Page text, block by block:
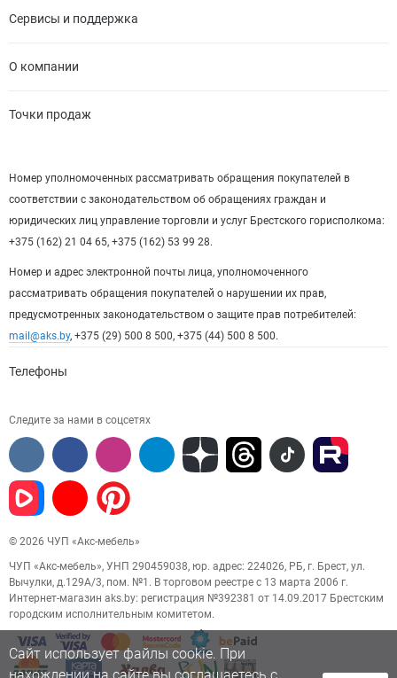
Сервисы и поддержка
О компании
Точки продаж
Номер уполномоченных рассматривать обращения покупателей в
соответствии с законодательством об обращениях граждан и
юридических лиц управление торговли и услуг Брестского горисполкома:
+375 (162) 21 04 65, +375 (162) 53 99 28.
Номер и адрес электронной почты лица, уполномоченного
рассматривать обращения покупателей о нарушении их прав,
предусмотренных законодательством о защите прав потребителей:
mail@aks.by, +375 (29) 500 8 500, +375 (44) 500 8 500.
Телефоны
Следите за нами в соцсетях
© 2026 ЧУП «Акс-мебель»
ЧУП «Акс-мебель», УНП 290459038, юр. адрес: 224026, РБ, г. Брест, ул.
Вычулки, д.129А/3, пом. №1. В торговом реестре с 13 марта 2006 г.
Интернет-магазин aks.by: регистрация №392381 от 14.09.2017 Брестским
городским исполнительным комитетом.
Сайт использует файлы cookie. При